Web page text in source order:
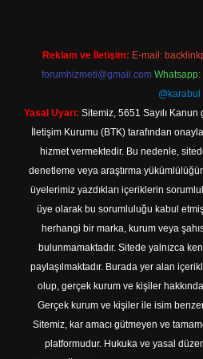
Reklam ve İletişim: E-mail:
forumhizmeti@gmail.com
@karabul
Yasal Uyarı: Sitemiz, 5651 Sayılı
İletişim Kurumu (BTK) tarafından
hizmet vermektedir. Bu nedenle,
denetleme veya araştırma
üyelerimiz yazdıkları içeriklerin
üye olarak bu sorumluluğu kabul
herhangi bir marka, kurum veya
bulunmamaktadır. Sitede yalnızca
paylaşılmaktadır. Burada yer alan
olup, gerçek kurum ve kişiler
Gerçek kurum ve kişiler ile isim
Sitemiz, kar amacı gütmeyen ve
platformudur. Hukuka ve yasal